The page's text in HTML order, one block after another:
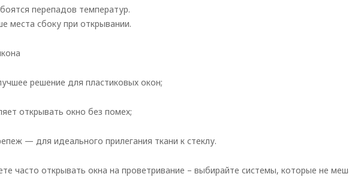
перепадов температур.
места сбоку при открывании.
решение для пластиковых окон;
открывать окно без помех;
— для идеального прилегания ткани к стеклу.
часто открывать окна на проветривание – выбирайте системы, которые не